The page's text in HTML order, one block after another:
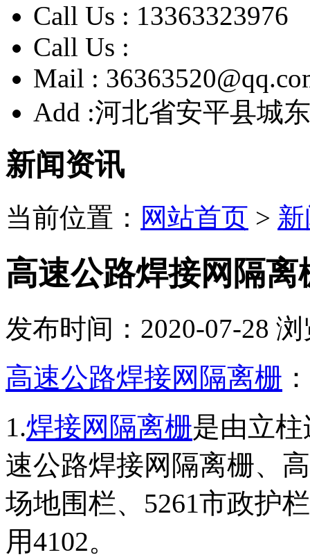
Call Us : 13363323976
Call Us :
Mail :
Add :河北省安平县城
新闻资讯
当前位置： 网站首页 >
高速公路焊接网隔离
发布时间：2020-07-28 浏
高速公路焊接网隔离栅 ：
1.焊接网隔离栅是由立
速公路焊接网隔离栅、
场地围栏、5261市政护
用4102。